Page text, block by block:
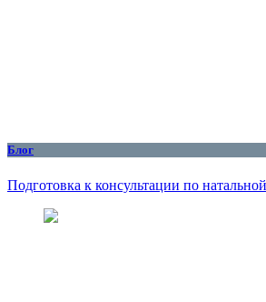
Блог
Подготовка к консультации по